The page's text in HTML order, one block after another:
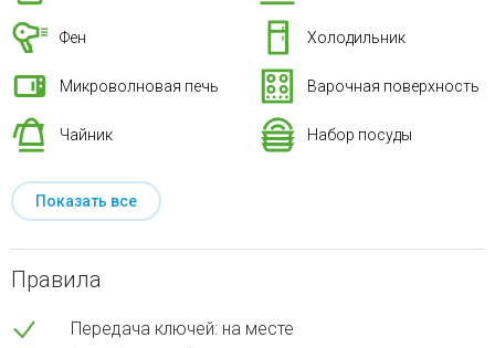
Фен Холодильник
Микроволновая печь Варочная поверхность
Чайник Набор посуды
Показать все
Правила
Передача ключей: на месте